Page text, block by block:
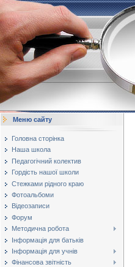
Меню сайту
Головна сторінка
Наша школа
Педагогічний колектив
Гордість нашої школи
Стежками рідного краю
Фотоальбоми
Відеозаписи
Форум
Методична робота
Інформація для батьків
Інформація для учнів
Фінансова звітність